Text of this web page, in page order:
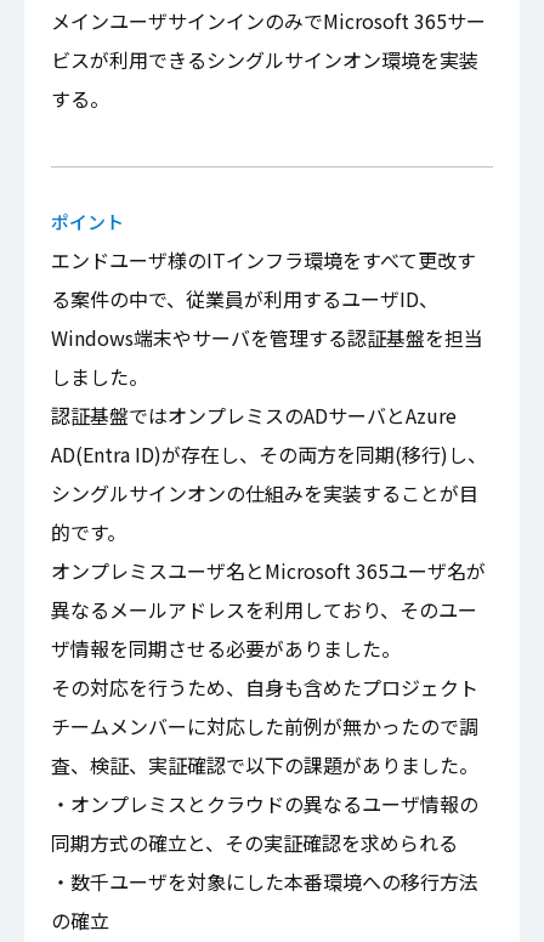
メインユーザサインインのみでMicrosoft 365サー
ビスが利用できるシングルサインオン環境を実装
する。
ポイント
エンドユーザ様のITインフラ環境をすべて更改す
る案件の中で、従業員が利用するユーザID、
Windows端末やサーバを管理する認証基盤を担当
しました。
認証基盤ではオンプレミスのADサーバとAzure
AD(Entra ID)が存在し、その両方を同期(移行)し、
シングルサインオンの仕組みを実装することが目
的です。
オンプレミスユーザ名とMicrosoft 365ユーザ名が
異なるメールアドレスを利用しており、そのユー
ザ情報を同期させる必要がありました。
その対応を行うため、自身も含めたプロジェクト
チームメンバーに対応した前例が無かったので調
査、検証、実証確認で以下の課題がありました。
・オンプレミスとクラウドの異なるユーザ情報の
同期方式の確立と、その実証確認を求められる
・数千ユーザを対象にした本番環境への移行方法
の確立